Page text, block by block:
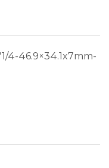
4-46.9×34.1x7mm-